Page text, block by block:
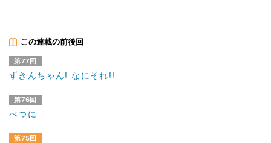
この連載の前後回
第77回
ずきんちゃん! なにそれ!!
第76回
べつに
第75回